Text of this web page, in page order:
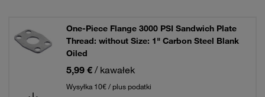
One-Piece Flange 3000 PSI Sandwich Plate
Thread: without Size: 1" Carbon Steel Blank
Oiled
5,99 € / kawałek
Wysyłka 10€ / plus podatki